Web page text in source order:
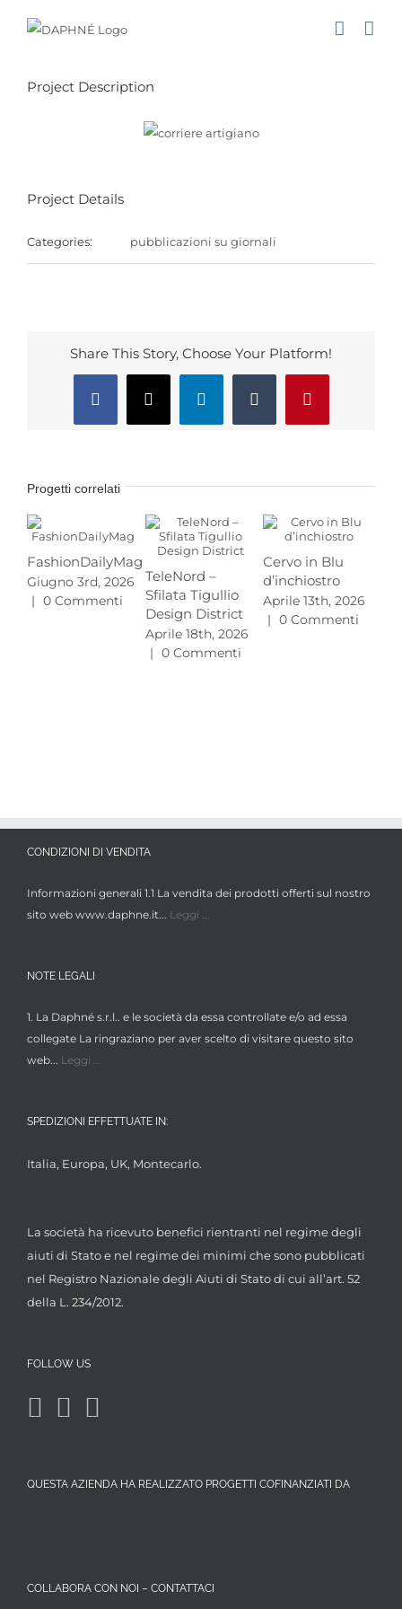
Project Description
Project Details
Categories: pubblicazioni su giornali
Share This Story, Choose Your Platform!
Facebook
X LinkedInTumblr Pinterest
Progetti correlati
FashionDailyMag
Giugno 3rd, 2026
| 0 Commenti
TeleNord –
Sfilata Tigullio
Design District
Aprile 18th, 2026
| 0 Commenti
Cervo in Blu
d’inchiostro
Aprile 13th, 2026
| 0 Commenti
CONDIZIONI DI VENDITA
Informazioni generali 1.1 La vendita dei prodotti offerti sul nostro
sito web www.daphne.it... Leggi ...
NOTE LEGALI
1. La Daphné s.r.l.. e le società da essa controllate e/o ad essa
collegate La ringraziano per aver scelto di visitare questo sito
web... Leggi ...
SPEDIZIONI EFFETTUATE IN:
Italia, Europa, UK, Montecarlo.
La società ha ricevuto benefici rientranti nel regime degli
aiuti di Stato e nel regime dei minimi che sono pubblicati
nel Registro Nazionale degli Aiuti di Stato di cui all’art. 52
della L. 234/2012.
FOLLOW US
QUESTA AZIENDA HA REALIZZATO PROGETTI COFINANZIATI DA
COLLABORA CON NOI – CONTATTACI